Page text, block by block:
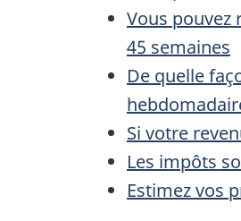
a
n
e
Vous
45 semaines
De quelle
Si votre
Les impôts
Estimez vos